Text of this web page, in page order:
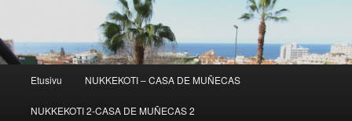
Etusivu NUKKEKOTI – CASA DE MUÑECAS
NUKKEKOTI 2-CASA DE MUÑECAS 2